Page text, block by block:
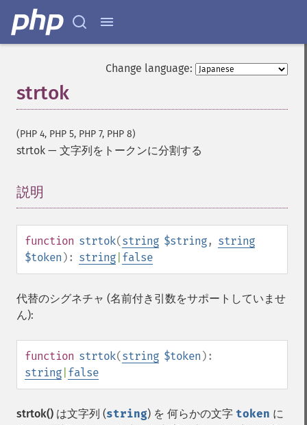
Change language:
strtok
(PHP 4, PHP 5, PHP 7, PHP 8)
strtok — 文字列をトークンに分割する
説明
function strtok(string $string, string
$token ): string false
代替のシグネチャ (名前付き引数をサポートしていませ
ん):
function strtok(string $token ):
string false
strtok() は文字列 (string) を 何らかの文字 token に